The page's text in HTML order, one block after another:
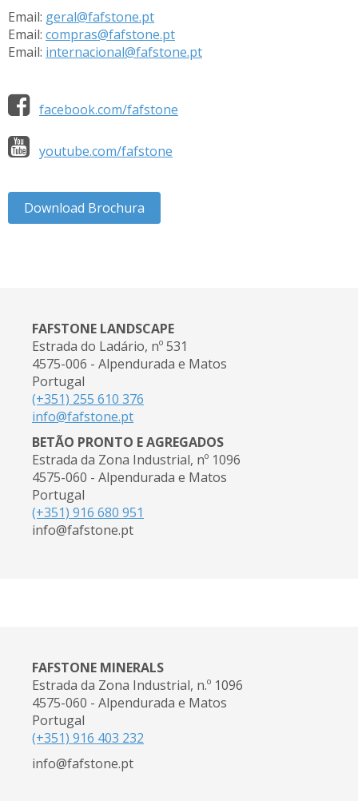
Email: geral@fafstone.pt
Email: compras@fafstone.pt
Email: internacional@fafstone.pt
facebook.com/fafstone
youtube.com/fafstone
Download Brochura
FAFSTONE LANDSCAPE
Estrada do Ladário, nº 531
4575-006 - Alpendurada e Matos
Portugal
(+351) 255 610 376
info@fafstone.pt
BETÃO PRONTO E AGREGADOS
Estrada da Zona Industrial, nº 1096
4575-060 - Alpendurada e Matos
Portugal
(+351) 916 680 951
info@fafstone.pt
FAFSTONE MINERALS
Estrada da Zona Industrial, n.º 1096
4575-060 - Alpendurada e Matos
Portugal
(+351) 916 403 232
info@fafstone.pt